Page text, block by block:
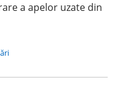
a apelor uzate din